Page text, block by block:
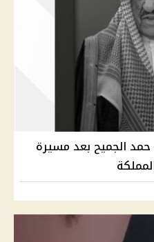
الجميح بعد مسيرة